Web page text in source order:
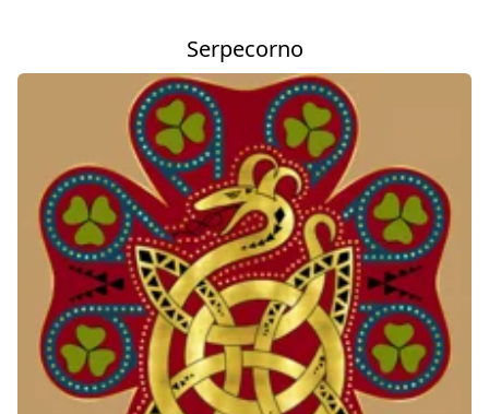
Serpecorno